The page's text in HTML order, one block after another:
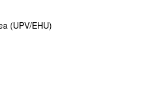
(UPV/EHU)